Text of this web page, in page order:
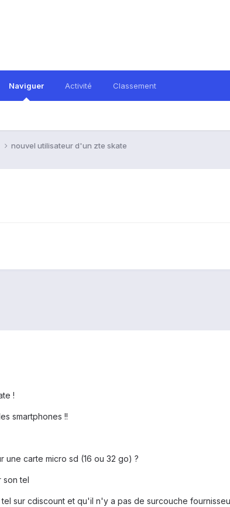
Naviguer Activité Classement
nouvel utilisateur d'un zte skate
!
smartphones !!
une carte micro sd (16 ou 32 go) ?
son tel
sur cdiscount et qu'il n'y a pas de surcouche